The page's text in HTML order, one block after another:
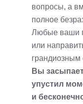
вопросы, а
полное
Любые ваши
или
грандиозным
Вы
упустил
и